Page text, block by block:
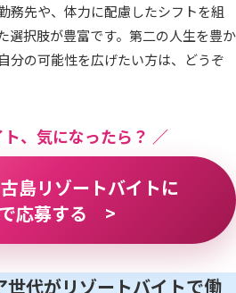
務先や、体力に配慮したシフトを組
選択肢が豊富です。第二の人生を豊か
分の可能性を広げたい方は、どうぞ
、気になったら？ ／
古島リゾートバイトに
応募する >
世代がリゾートバイトで働